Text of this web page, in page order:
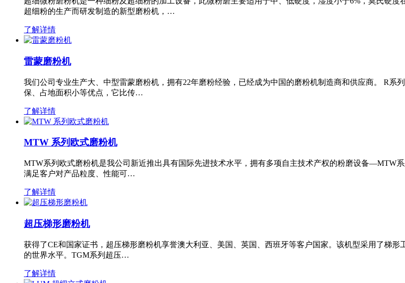
超细粉的生产而研发制造的新型磨粉机，…
了解详情
雷蒙磨粉机
我们公司专业生产大、中型雷蒙磨粉机，拥有22年磨粉经验，已经成为中国的磨粉机制造商和供应商。 R
保、占地面积小等优点，它比传…
了解详情
MTW 系列欧式磨粉机
MTW系列欧式磨粉机是我公司新近推出具有国际先进技术水平，拥有多项自主技术产权的粉磨设备—MTW
满足客户对产品粒度、性能可…
了解详情
超压梯形磨粉机
获得了CE和国家证书，超压梯形磨粉机享誉澳大利亚、美国、英国、西班牙等客户国家。该机型采用了梯
的世界水平。TGM系列超压…
了解详情